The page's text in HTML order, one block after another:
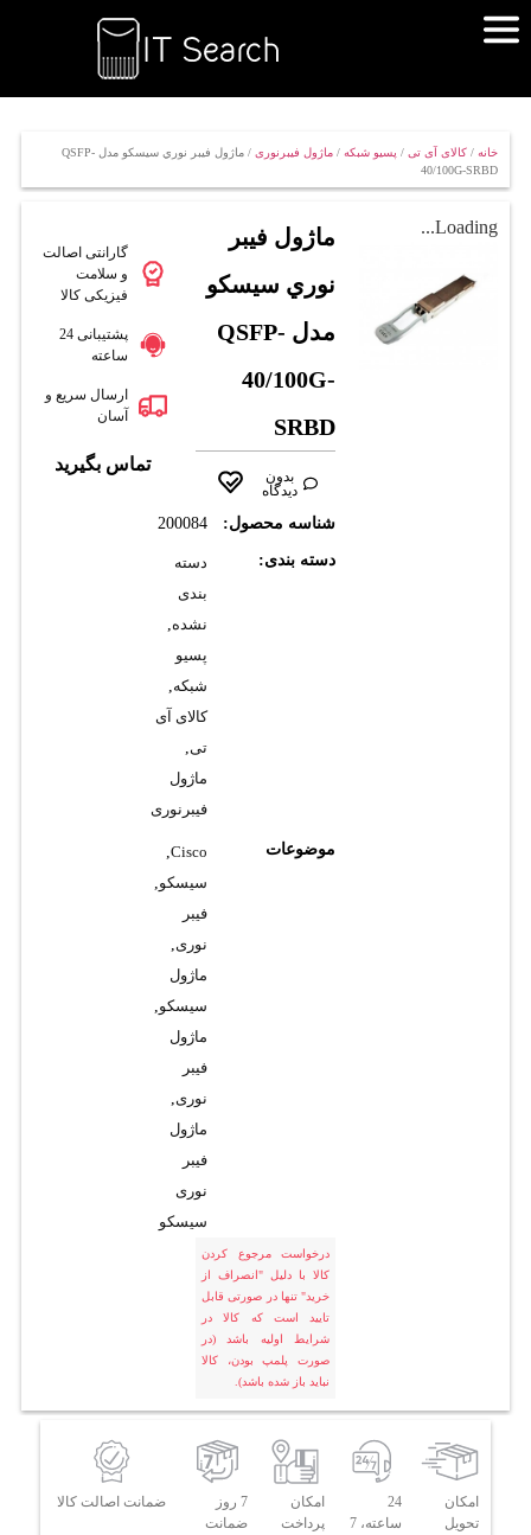
خانه/ کالای آی تی/ پسیو شبکه/ ماژول فیبرنوری
/ ماژول فيبر نوري سيسکو مدل QSFP-
40/100G-SRBD
Loading...
ماژول فيبر
نوري سيسکو
مدل QSFP-
40/100G-
SRBD
بدون
دیدگاه
شناسه محصول: 200084
دسته بندی:
دسته
بندی
نشده,
پسیو
شبکه,
کالای آی
تی,
ماژول
فیبرنوری
موضوعات Cisco
,
سیسکو,
فیبر
نوری,
ماژول
سیسکو,
ماژول
فیبر
نوری,
ماژول
فیبر
نوری
سیسکو
درخواست مرجوع کردن
کالا با دلیل "انصراف از
خرید" تنها در صورتی قابل
تایید است که کالا در
شرایط اولیه باشد (در
صورت پلمپ بودن، کالا
نباید باز شده باشد).
گارانتی اصالت
و سلامت
فیزیکی کالا
پشتیبانی 24
ساعته
ارسال سریع و
آسان
تماس بگیرید
امکان
تحویل
24
ساعته، 7
امکان
پرداخت
7 روز
ضمانت
ضمانت اصالت کالا